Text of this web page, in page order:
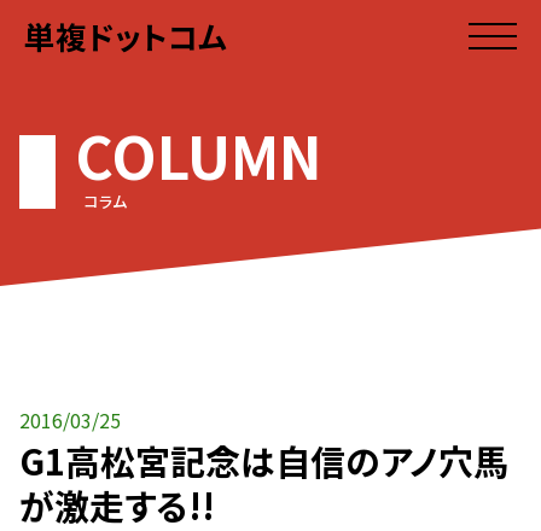
単複ドットコム
COLUMN
コラム
2016/03/25
G1高松宮記念は自信のアノ穴馬
が激走する!!